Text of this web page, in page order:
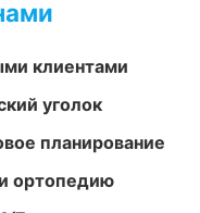
клиентами
уголок
планирование
ортопедию